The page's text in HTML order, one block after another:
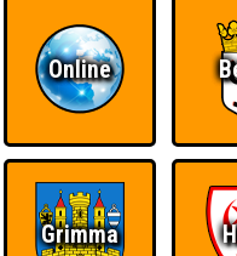
Online
Grimma